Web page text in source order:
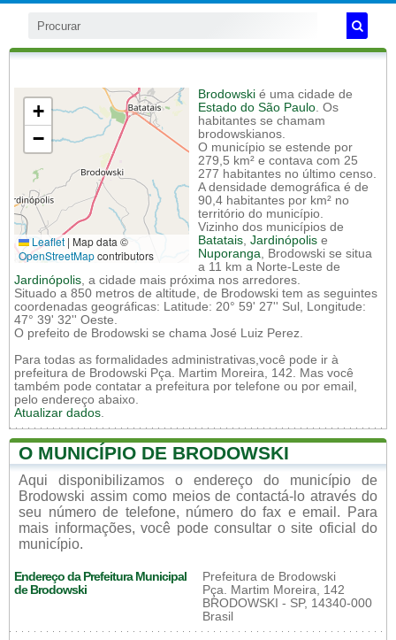
+
−
Leaflet | Map data ©
OpenStreetMapcontributors
Brodowski é uma cidade de
Estado do São Paulo. Os
habitantes se chamam
brodowskianos.
O município se estende por
279,5 km² e contava com 25
277 habitantes no último censo.
A densidade demográfica é de
90,4 habitantes por km² no
território do município.
Vizinho dos municípios de
Batatais, Jardinópolis e
Nuporanga, Brodowski se situa
a 11 km a Norte-Leste de
Jardinópolis, a cidade mais próxima nos arredores.
Situado a 850 metros de altitude, de Brodowski tem as seguintes
coordenadas geográficas: Latitude: 20° 59' 27'' Sul, Longitude:
47° 39' 32'' Oeste.
O prefeito de Brodowski se chama José Luiz Perez.
Para todas as formalidades administrativas,você pode ir à
prefeitura de Brodowski Pça. Martim Moreira, 142. Mas você
também pode contatar a prefeitura por telefone ou por email,
pelo endereço abaixo.
Atualizar dados.
O MUNICÍPIO DE BRODOWSKI
Aqui disponibilizamos o endereço do município de
Brodowski assim como meios de contactá-lo através do
seu número de telefone, número do fax e email. Para
mais informações, você pode consultar o site oficial do
município.
Endereço da Prefeitura Municipal
de Brodowski
Prefeitura de Brodowski
Pça. Martim Moreira, 142
BRODOWSKI - SP, 14340-000
Brasil